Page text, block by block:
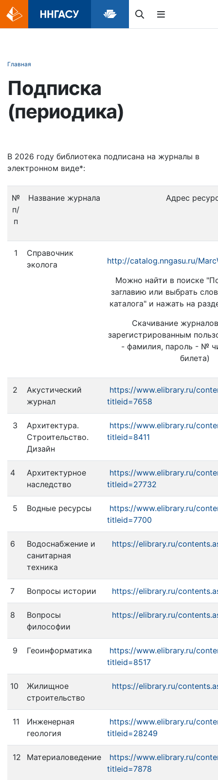
Главная
Подписка
(периодика)
В 2026 году библиотека подписана на журналы в
электронном виде*:
№
п/
п
Название журнала Адрес
1
Справочник
эколога
http://catalog.nngasu.ru/
Можно найти в поиске
заглавию или выбрать
каталога" и нажать на
Скачивание
зарегистрированным
- фамилия, пароль - №
билета)
2
Акустический
журнал
https://www.elibrary.ru/
titleid=7658
3
Архитектура.
Строительство.
Дизайн
https://www.elibrary.ru/
titleid=8411
4
Архитектурное
наследство
https://www.elibrary.ru/
titleid=27732
5 Водные ресурсы
https://www.elibrary.ru/
titleid=7700
6
Водоснабжение и
санитарная
техника
https://elibrary.ru/
7 Вопросы истории https://elibrary.ru/
8
Вопросы
философии
https://elibrary.ru/
9 Геоинформатика
https://www.elibrary.ru/
titleid=8517
10
Жилищное
строительство
https://elibrary.ru/
11
Инженерная
геология
https://www.elibrary.ru/
titleid=28249
12 Материаловедение
https://www.elibrary.ru/
titleid=7878